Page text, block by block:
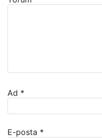
Ad *
E-posta *